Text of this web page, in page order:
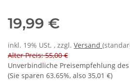
19,99 €
inkl. 19% USt. , zzgl. Versand
Alter Preis: 55,00 €
Unverbindliche Preisempfehlung des
(Sie sparen 63.65%, also 35,01 €)